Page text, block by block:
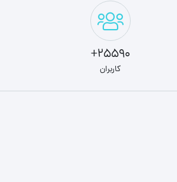
25590+
کاربران